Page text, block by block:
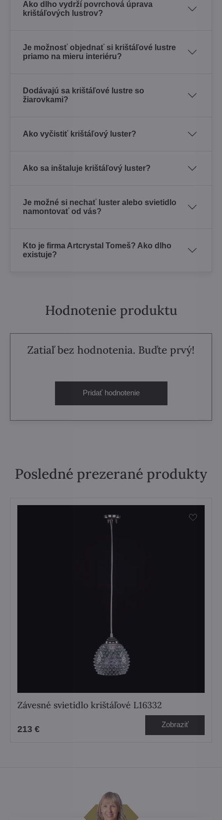
Ako dlho vydrží povrchová úprava
krištáľových lustrov?
Je možnosť objednať si krištáľové lustre
priamo na mieru interiéru?
Dodávajú sa krištáľové lustre so
žiarovkami?
Ako vyčistiť krištáľový luster?
Ako sa inštaluje krištáľový luster?
Je možné si nechať luster alebo svietidlo
namontovať od vás?
Kto je firma Artcrystal Tomeš? Ako dlho
existuje?
Hodnotenie produktu
Zatiaľ bez hodnotenia. Buďte prvý!
Pridať hodnotenie
Posledné prezerané produkty
Závesné svietidlo krištáľové L16332
213 € Zobraziť